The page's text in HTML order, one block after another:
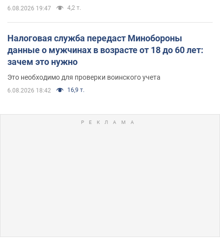
6.08.2026 19:47 4,2 т.
Налоговая служба передаст Минобороны
данные о мужчинах в возрасте от 18 до 60 лет:
зачем это нужно
Это необходимо для проверки воинского учета
6.08.2026 18:42 16,9 т.